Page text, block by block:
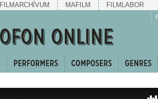
FILMARCHÍVUM MAFILM FILMLABOR